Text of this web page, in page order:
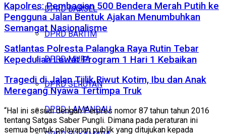
DPRD BARSEL
DPRD BARTIM
DPRD MURA
DPRD SERUYAN
DPRD LAMANDAU
Kapolres: Pembagian 500 Bendera Merah Putih ke
Pengguna Jalan Bentuk Ajakan Menumbuhkan
Semangat Nasionalisme
Satlantas Polresta Palangka Raya Rutin Tebar
Kepedulian Lewat Program 1 Hari 1 Kebaikan
Tragedi di Jalan Tjilik Riwut Kotim, Ibu dan Anak
Meregang Nyawa Tertimpa Truk
“Hal ini sesuai dengan Perpres nomor 87 tahun tahun 2016
tentang Satgas Saber Pungli. Dimana pada peraturan ini
semua bentuk pelayanan publik yang ditujukan kepada